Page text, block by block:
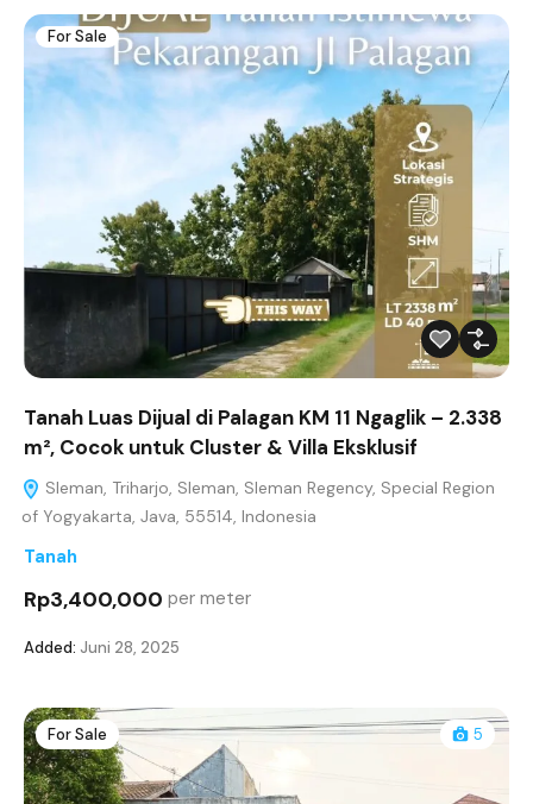
For Sale
Tanah Luas Dijual di Palagan KM 11 Ngaglik – 2.338
m², Cocok untuk Cluster & Villa Eksklusif
Sleman, Triharjo, Sleman, Sleman Regency, Special Region
of Yogyakarta, Java, 55514, Indonesia
Tanah
Rp3,400,000 per meter
Added: Juni 28, 2025
For Sale 5